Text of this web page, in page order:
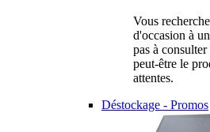
Vous
d'occasion à
pas à
peut-être le
attentes.
Déstockage - Promos